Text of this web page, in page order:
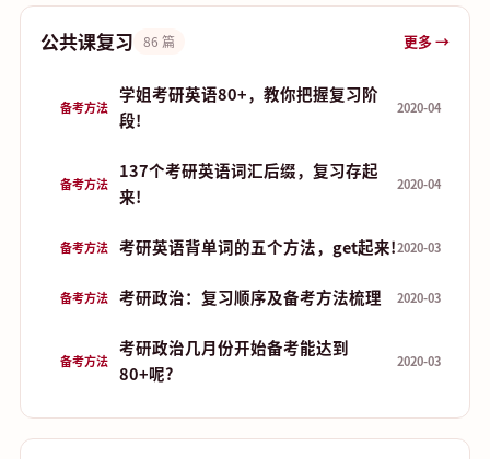
公共课复习 86 篇 更多 →
备考方法
学姐考研英语80+，教你把握复习阶
段!
2020-04
备考方法
137个考研英语词汇后缀，复习存起
来!
2020-04
备考方法 考研英语背单词的五个方法，get起来!2020-03
备考方法 考研政治：复习顺序及备考方法梳理 2020-03
备考方法
考研政治几月份开始备考能达到
80+呢?
2020-03